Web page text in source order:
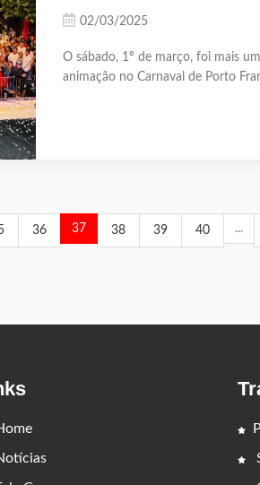
02/03/2025
O sábado, 1º de março, foi mais
animação no Carnaval de Porto
36 37 38 39 40 ...